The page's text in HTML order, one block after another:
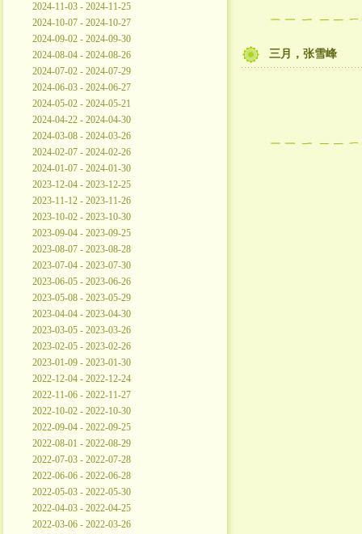
2024-11-03 - 2024-11-25
2024-10-07 - 2024-10-27
2024-09-02 - 2024-09-30
2024-08-04 - 2024-08-26
2024-07-02 - 2024-07-29
2024-06-03 - 2024-06-27
2024-05-02 - 2024-05-21
2024-04-22 - 2024-04-30
2024-03-08 - 2024-03-26
2024-02-07 - 2024-02-26
2024-01-07 - 2024-01-30
2023-12-04 - 2023-12-25
2023-11-12 - 2023-11-26
2023-10-02 - 2023-10-30
2023-09-04 - 2023-09-25
2023-08-07 - 2023-08-28
2023-07-04 - 2023-07-30
2023-06-05 - 2023-06-26
2023-05-08 - 2023-05-29
2023-04-04 - 2023-04-30
2023-03-05 - 2023-03-26
2023-02-05 - 2023-02-26
2023-01-09 - 2023-01-30
2022-12-04 - 2022-12-24
2022-11-06 - 2022-11-27
2022-10-02 - 2022-10-30
2022-09-04 - 2022-09-25
2022-08-01 - 2022-08-29
2022-07-03 - 2022-07-28
2022-06-06 - 2022-06-28
2022-05-03 - 2022-05-30
2022-04-03 - 2022-04-25
2022-03-06 - 2022-03-26
三月，张雪峰